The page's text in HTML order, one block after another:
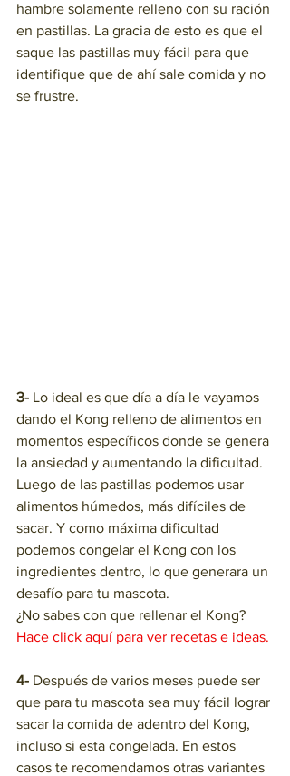
hambre solamente relleno con su ración
en pastillas. La gracia de esto es que el
saque las pastillas muy fácil para que
identifique que de ahí sale comida y no
se frustre.
3- Lo ideal es que día a día le vayamos
dando el Kong relleno de alimentos en
momentos específicos donde se genera
la ansiedad y aumentando la dificultad.
Luego de las pastillas podemos usar
alimentos húmedos, más difíciles de
sacar. Y como máxima dificultad
podemos congelar el Kong con los
ingredientes dentro, lo que generara un
desafío para tu mascota.
¿No sabes con que rellenar el Kong?
Hace click aquí para ver recetas e ideas.
4- Después de varios meses puede ser
que para tu mascota sea muy fácil lograr
sacar la comida de adentro del Kong,
incluso si esta congelada. En estos
casos te recomendamos otras variantes